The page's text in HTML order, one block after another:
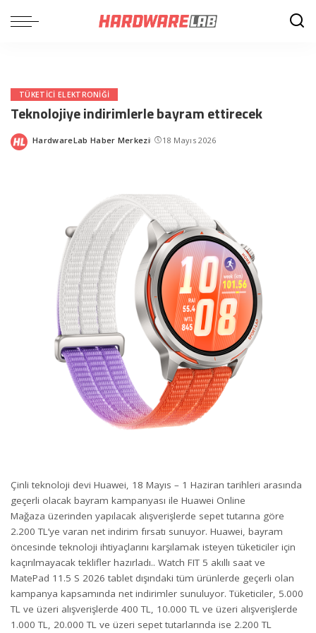
TÜKETICI ELEKTRONIĞI
Teknolojiye indirimlerle bayram ettirecek
Posted
HardwareLab Haber Merkezi 18 Mayıs 2026
Çinli teknoloji devi Huawei, 18 Mayıs – 1 Haziran tarihleri arasında
geçerli olacak bayram kampanyası ile Huawei Online
Mağaza üzerinden yapılacak alışverişlerde sepet tutarına göre
2.200 TL’ye varan net indirim fırsatı sunuyor. Huawei, bayram
öncesinde teknoloji ihtiyaçlarını karşılamak isteyen tüketiciler için
kaçırılmayacak teklifler hazırladı.. Watch FIT 5 akıllı saat ve
MatePad 11.5 S 2026 tablet dışındaki tüm ürünlerde geçerli olan
kampanya kapsamında net indirimler sunuluyor. Tüketiciler, 5.000
TL ve üzeri alışverişlerde 400 TL, 10.000 TL ve üzeri alışverişlerde
1.000 TL, 20.000 TL ve üzeri sepet tutarlarında ise 2.200 TL